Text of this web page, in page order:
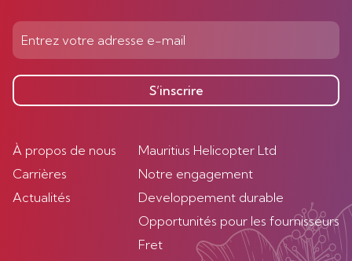
S’inscrire
À propos de nous
Carrières
Actualités
Mauritius Helicopter Ltd
Notre engagement
Developpement durable
Opportunités pour les fournisseurs
Fret